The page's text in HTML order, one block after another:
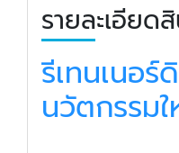
รายละเอียด
รีเทนเนอ
นวัตกรรม